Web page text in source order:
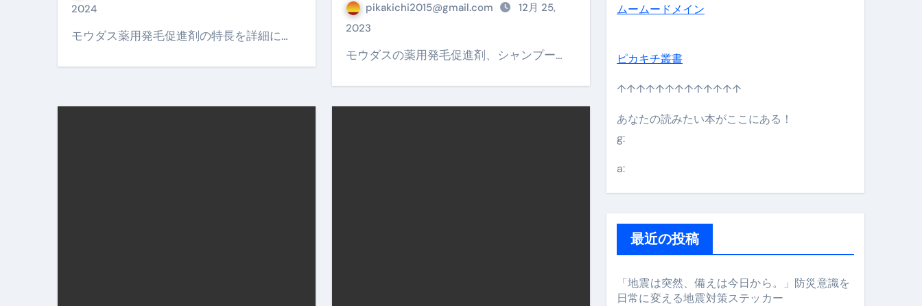
【PR】フリーランス必見！入金前の売上をすぐに現金で受け取る方法
【2023年最新】金融ブラックでも可能な資金調達法3選！#shorts
個人事業主は銀行から融資を受けるとリスクが高い #shorts
2024
モウダス薬用発毛促進剤の特長を詳細に…
pikakichi2015@gmail.com
12月 25,
2023
モウダスの薬用発毛促進剤、シャンプー…
ムームードメイン
ピカキチ叢書
↑↑↑↑↑↑↑↑↑↑↑↑↑
あなたの読みたい本がここにある！
g:
a:
最近の投稿
「地震は突然、備えは今日から。」防災意識を
日常に変える地震対策ステッカー